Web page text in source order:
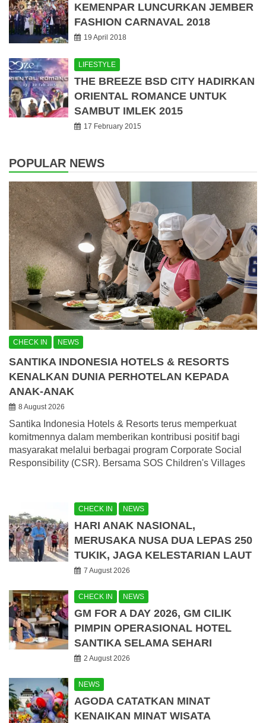
KEMENPAR LUNCURKAN JEMBER
FASHION CARNAVAL 2018
19 April 2018
LIFESTYLE
THE BREEZE BSD CITY HADIRKAN
ORIENTAL ROMANCE UNTUK
SAMBUT IMLEK 2015
17 February 2015
POPULAR NEWS
CHECK IN NEWS
SANTIKA INDONESIA HOTELS & RESORTS
KENALKAN DUNIA PERHOTELAN KEPADA
ANAK-ANAK
8 August 2026
Santika Indonesia Hotels & Resorts terus memperkuat
komitmennya dalam memberikan kontribusi positif bagi
masyarakat melalui berbagai program Corporate Social
Responsibility (CSR). Bersama SOS Children's Villages
CHECK IN NEWS
HARI ANAK NASIONAL,
MERUSAKA NUSA DUA LEPAS 250
TUKIK, JAGA KELESTARIAN LAUT
7 August 2026
CHECK IN NEWS
GM FOR A DAY 2026, GM CILIK
PIMPIN OPERASIONAL HOTEL
SANTIKA SELAMA SEHARI
2 August 2026
NEWS
AGODA CATATKAN MINAT
KENAIKAN MINAT WISATA